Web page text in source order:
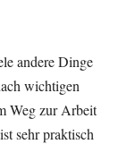
andere Dinge
wichtigen
Weg zur Arbeit
sehr praktisch